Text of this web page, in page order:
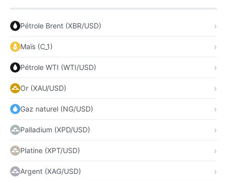
Pétrole Brent (XBR/USD)
Maïs (C_1)
Pétrole WTI (WTI/USD)
Or (XAU/USD)
Gaz naturel (NG/USD)
Palladium (XPD/USD)
Platine (XPT/USD)
Argent (XAG/USD)